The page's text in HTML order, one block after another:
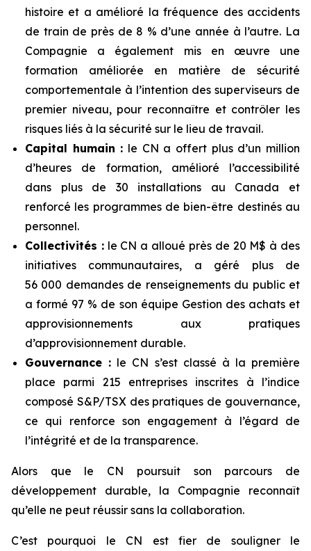
histoire et a amélioré la fréquence des accidents
de train de près de 8 % d’une année à l’autre. La
Compagnie a également mis en œuvre une
formation améliorée en matière de sécurité
comportementale à l’intention des superviseurs de
premier niveau, pour reconnaître et contrôler les
risques liés à la sécurité sur le lieu de travail.
Capital humain : le CN a offert plus d’un million
d’heures de formation, amélioré l’accessibilité
dans plus de 30 installations au Canada et
renforcé les programmes de bien-être destinés au
personnel.
Collectivités :le CN a alloué près de 20 M$ à des
initiatives communautaires, a géré plus de
56 000 demandes de renseignements du public et
a formé 97 % de son équipe Gestion des achats et
approvisionnements aux pratiques
d’approvisionnement durable.
Gouvernance : le CN s’est classé à la première
place parmi 215 entreprises inscrites à l’indice
composé S&P/TSX des pratiques de gouvernance,
ce qui renforce son engagement à l’égard de
l’intégrité et de la transparence.
Alors que le CN poursuit son parcours de
développement durable, la Compagnie reconnaît
qu’elle ne peut réussir sans la collaboration.
C’est pourquoi le CN est fier de souligner le